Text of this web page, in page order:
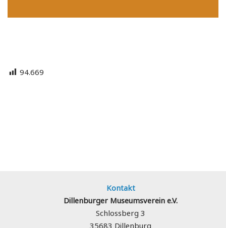
94.669
Kontakt
Dillenburger Museumsverein e.V.
Schlossberg 3
35683 Dillenburg